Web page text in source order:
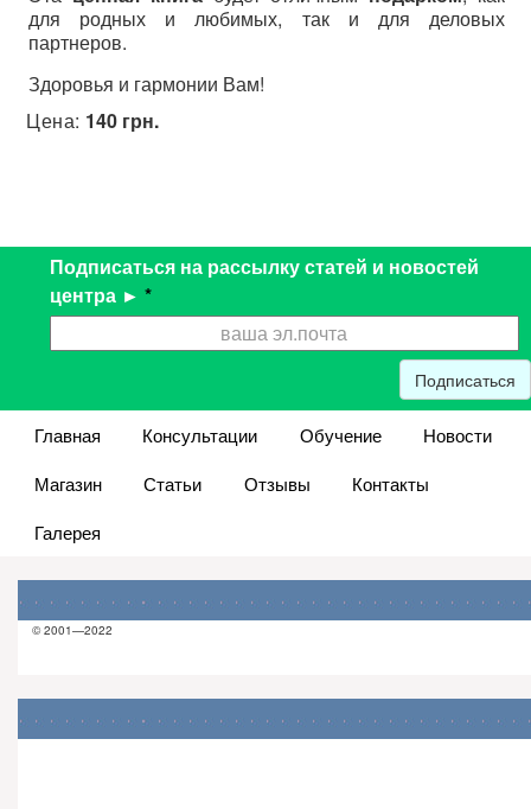
для родных и любимых, так и для деловых
партнеров.
Здоровья и гармонии Вам!
Цена: 140 грн.
Подписаться на рассылку статей и новостей
центра ► *
Подписаться
Главная Консультации Обучение
Новости
Магазин
Статьи Отзывы
Контакты
Галерея
© 2001—2022